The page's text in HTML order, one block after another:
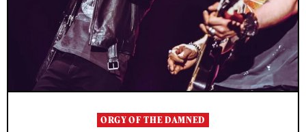
ORGY OF THE DAMNED